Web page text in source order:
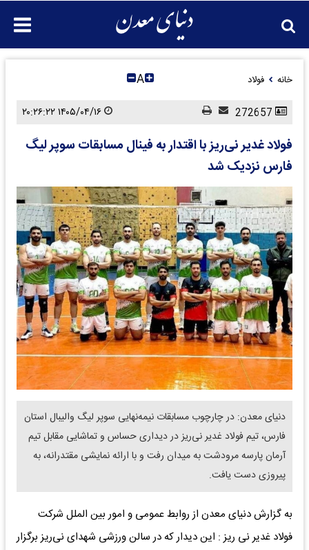
خانه فولاد A
فولاد غدیر نی‌ریز با اقتدار به فینال مسابقات سوپر لیگ
فارس نزدیک شد
دنیای معدن: در چارچوب مسابقات نیمه‌نهایی سوپر لیگ والیبال استان
فارس، تیم فولاد غدیر نی‌ریز در دیداری حساس و تماشایی مقابل تیم
آرمان پارسه مرودشت به میدان رفت و با ارائه نمایشی مقتدرانه، به
پیروزی دست یافت.
به گزارش دنیای معدن از روابط عمومی و امور بین الملل شرکت
فولاد غدیر نی ریز : این دیدار که در سالن ورزشی شهدای نی‌ریز برگزار